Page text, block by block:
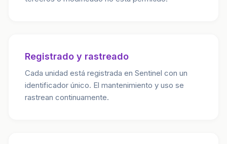
Registrado y rastreado
Cada unidad está registrada en Sentinel con un
identificador único. El mantenimiento y uso se
rastrean continuamente.